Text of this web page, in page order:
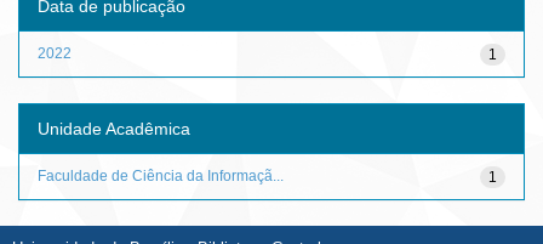
Data de publicação
1
2022
Unidade Acadêmica
1
Faculdade de Ciência da Informaçã...